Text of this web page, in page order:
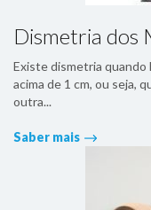
Dismetria dos
Existe dismetria quando
acima de 1 cm, ou seja,
outra...
Saber mais